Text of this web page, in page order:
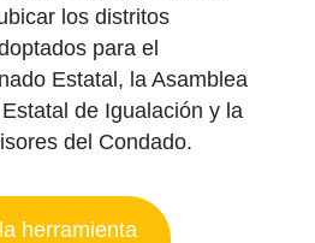
los distritos
para el
Estatal, la Asamblea
de Igualación y la
del Condado.
herramienta